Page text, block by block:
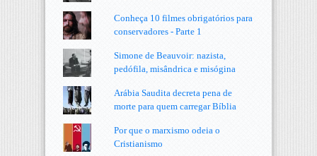
Conheça 10 filmes obrigatórios para
conservadores - Parte 1
Simone de Beauvoir: nazista,
pedófila, misândrica e misógina
Arábia Saudita decreta pena de
morte para quem carregar Bíblia
Por que o marxismo odeia o
Cristianismo